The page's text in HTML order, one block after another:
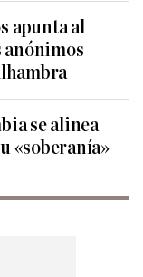
apunta al
se alinea
«soberanía»